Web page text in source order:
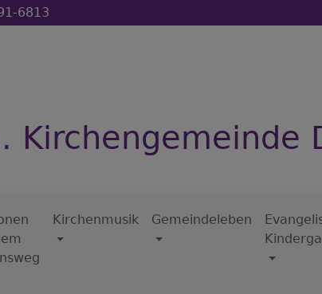
6813
Kirchengemeinde
Kirchenmusik Gemeindeleben